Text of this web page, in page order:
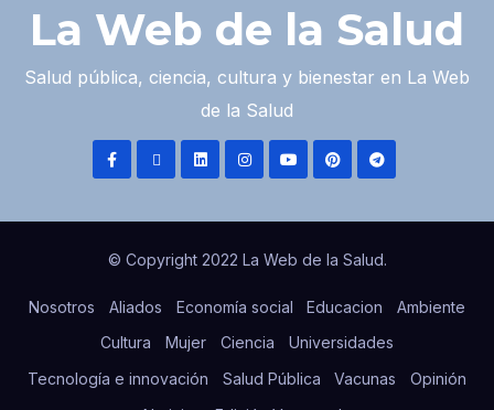
La Web de la Salud
Salud pública, ciencia, cultura y bienestar en La Web
de la Salud
© Copyright 2022 La Web de la Salud.
Nosotros Aliados Economía social Educacion
Ambiente
Cultura
Mujer Ciencia
Universidades
Tecnología e innovación
Salud Pública Vacunas
Opinión